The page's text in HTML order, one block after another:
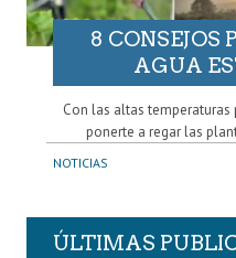
8 CONSEJOS
AGUA
Con las altas
ponerte a regar las
NOTICIAS
ÚLTIMAS